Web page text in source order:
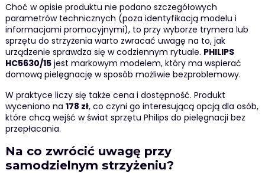
Choć w opisie produktu nie podano szczegółowych
parametrów technicznych (poza identyfikacją modelu i
informacjami promocyjnymi), to przy wyborze trymera lub
sprzętu do strzyżenia warto zwracać uwagę na to, jak
urządzenie sprawdza się w codziennym rytuale. PHILIPS
HC5630/15jest markowym modelem, który ma wspierać
domową pielęgnację w sposób możliwie bezproblemowy.
W praktyce liczy się także cena i dostępność. Produkt
wyceniono na 178 zł, co czyni go interesującą opcją dla osób,
które chcą wejść w świat sprzętu Philips do pielęgnacji bez
przepłacania.
Na co zwrócić uwagę przy
samodzielnym strzyżeniu?